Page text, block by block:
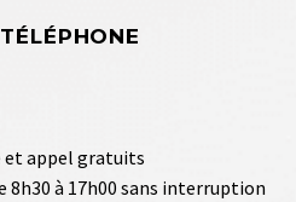
et appel gratuits
8h30 à 17h00 sans interruption